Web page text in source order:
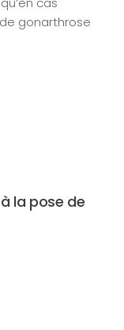
gonarthrose
la pose de